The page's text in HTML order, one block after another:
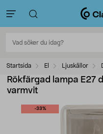
Startsida El Ljuskällor
Rökfärgad lampa E27
varmvit
-33%